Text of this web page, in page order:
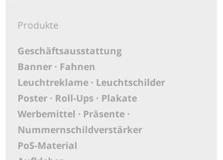
Produkte
Geschäftsausstattung
Banner · Fahnen
Leuchtreklame · Leuchtschilder
Poster · Roll-Ups · Plakate
Werbemittel · Präsente ·
Nummernschildverstärker
PoS-Material